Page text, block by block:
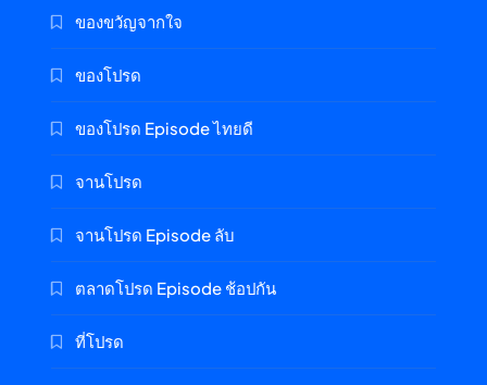
ของขวัญจากใจ
ของโปรด
ของโปรด Episode ไทยดี
จานโปรด
จานโปรด Episode ลับ
ตลาดโปรด Episode ช้อปกัน
ที่โปรด